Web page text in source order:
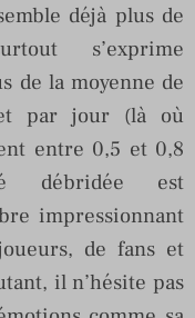
déjà plus de
s’exprime
de la moyenne de
par jour (là où
entre 0,5 et 0,8
débridée est
impressionnant
de fans et
il n’hésite pas